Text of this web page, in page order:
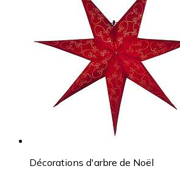
Décorations d'arbre de Noël